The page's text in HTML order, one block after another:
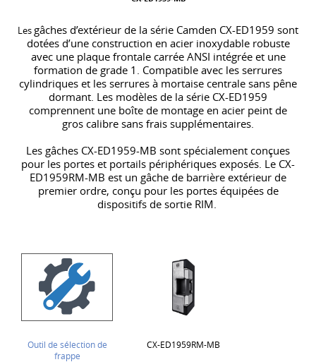
Les gâches d’extérieur de la série Camden CX-ED1959 sont
dotées d’une construction en acier inoxydable robuste
avec une plaque frontale carrée ANSI intégrée et une
formation de grade 1 . Compatible avec les serrures
cylindriques et les serrures à mortaise centrale sans pêne
dormant. Les modèles de la série CX-ED1959
comprennent une boîte de montage en acier peint de
gros calibre sans frais supplémentaires.
Les gâches CX-ED1959-MB sont spécialement conçues
pour les portes et portails périphériques exposés. Le CX-
ED1959RM-MB est un gâche de barrière extérieur de
premier ordre, conçu pour les portes équipées de
dispositifs de sortie RIM.
Outil de sélection de
frappe
CX-ED1959RM-MB